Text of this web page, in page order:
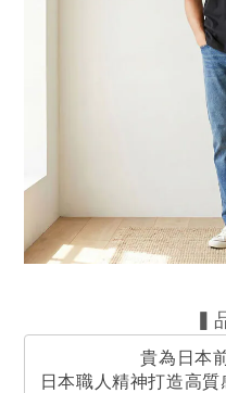
▍
貴為日本
日本職人精神打造高